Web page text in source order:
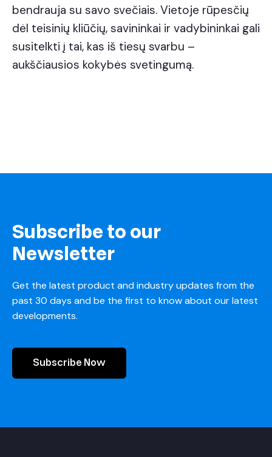
bendrauja su savo svečiais. Vietoje rūpesčių
dėl teisinių kliūčių, savininkai ir vadybininkai gali
susitelkti į tai, kas iš tiesų svarbu –
aukščiausios kokybės svetingumą.
Subscribe to our
Newsletter
Get the latest product and industry updates from the
past 30 days and be the first to know about our latest
developments.
Subscribe Now